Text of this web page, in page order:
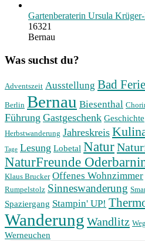
Gartenberaterin Ursula
16321
Bernau
Was suchst du?
Adventszeit Ausstellung Bad
Berlin Bernau Biesenthal
Führung Gastgeschenk Geschichte
Herbstwanderung Jahreskreis
Tage Lesung Lobetal Natur
NaturFreunde
Klaus Brucker Offenes Wohnzimmer
Rumpelstolz Sinneswanderung
Spaziergang Stampin' UP!
Wanderung Wandlitz
Werneuchen